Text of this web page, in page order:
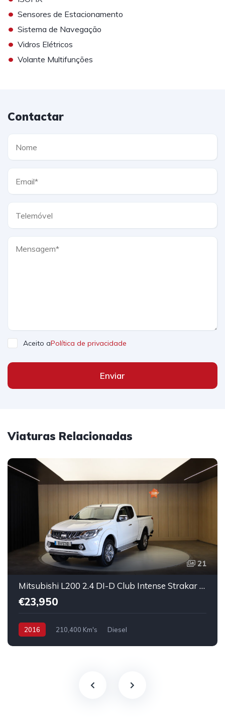
• Sensores de Estacionamento
• Sistema de Navegação
• Vidros Elétricos
• Volante Multifunções
Contactar
Aceito aPolítica de privacidade
Enviar
Viaturas Relacionadas
21
Mitsubishi L200 2.4 DI-D Club Intense Strakar 4WD
€23,950
2016 210,400 Km's Diesel